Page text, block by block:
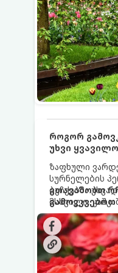
როგორ
უხვი
ზაფხული
სურნელების
ბუჩქებმა
მსხვილი,
რეგულარული
სჭირდებათ.
გამოიყენება
გთავაზობთ
საუკეთესო